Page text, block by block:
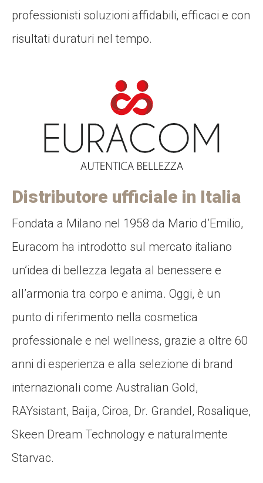
professionisti soluzioni affidabili, efficaci e con
risultati duraturi nel tempo.
Distributore ufficiale in Italia
Fondata a Milano nel 1958 da Mario d’Emilio,
Euracom ha introdotto sul mercato italiano
un’idea di bellezza legata al benessere e
all’armonia tra corpo e anima. Oggi, è un
punto di riferimento nella cosmetica
professionale e nel wellness, grazie a oltre 60
anni di esperienza e alla selezione di brand
internazionali come Australian Gold,
RAYsistant, Baija, Ciroa, Dr. Grandel, Rosalique,
Skeen Dream Technology e naturalmente
Starvac.